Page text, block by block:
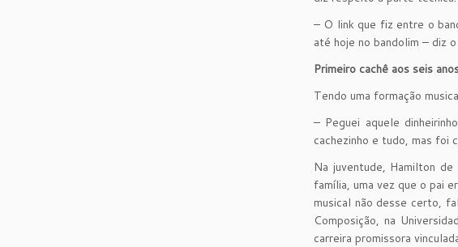
– O link que fiz entre o
até hoje no bandolim – diz
Primeiro cachê aos seis
Tendo uma formação
– Peguei aquele
cachezinho e tudo, mas foi
Na juventude, Hamilton
família, uma vez que o pai
musical não desse certo,
Composição, na
carreira promissora